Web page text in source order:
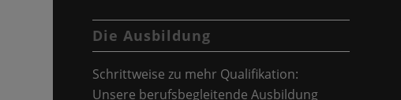
Die Ausbildung
Schrittweise zu mehr Qualifikation:
Unsere berufsbegleitende Ausbildung